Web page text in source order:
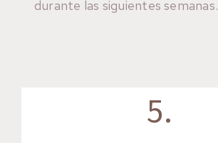
durante las siguientes semanas.
5.